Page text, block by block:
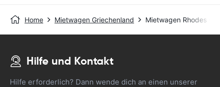
Home Mietwagen Griechenland Mietwagen Rhodes -
Hilfe und Kontakt
Hilfe erforderlich? Dann wende dich an einen unserer